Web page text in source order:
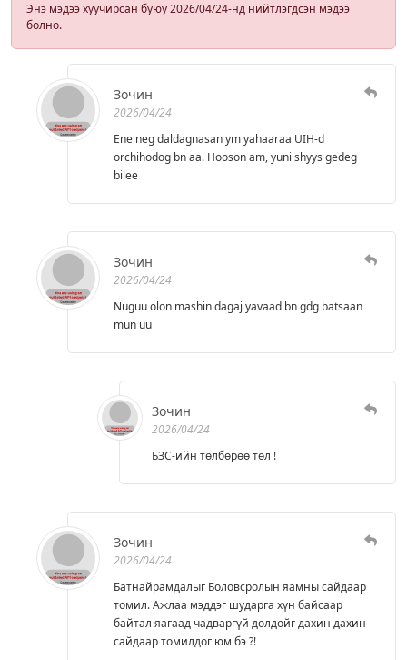
Энэ мэдээ хуучирсан буюу 2026/04/24-нд нийтлэгдсэн мэдээ
болно.
Зочин
2026/04/24
Ene neg daldagnasan ym yahaaraa UIH-d
orchihodog bn aa. Hooson am, yuni shyys gedeg
bilee
Зочин
2026/04/24
Nuguu olon mashin dagaj yavaad bn gdg batsaan
mun uu
Зочин
2026/04/24
БЗС-ийн төлбөрөө төл !
Зочин
2026/04/24
Батнайрамдалыг Боловсролын яамны сайдаар
томил. Ажлаа мэддэг шударга хүн байсаар
байтал яагаад чадваргүй долдойг дахин дахин
сайдаар томилдог юм бэ ?!